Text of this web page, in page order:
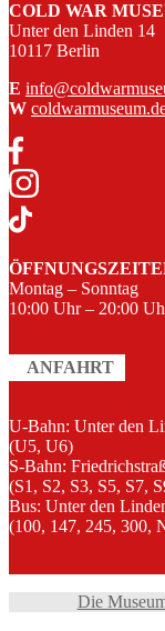
COLD WAR
Unter den Linden 14
10117 Berlin
E
W
Montag – Sonntag
10:00 Uhr – 20:00
ANFAHRT
U-Bahn: Unter den
(U5, U6)
S-Bahn:
(S1, S2, S3, S5, S7,
Bus: Unter den
(100, 147, 245, 300,
Die